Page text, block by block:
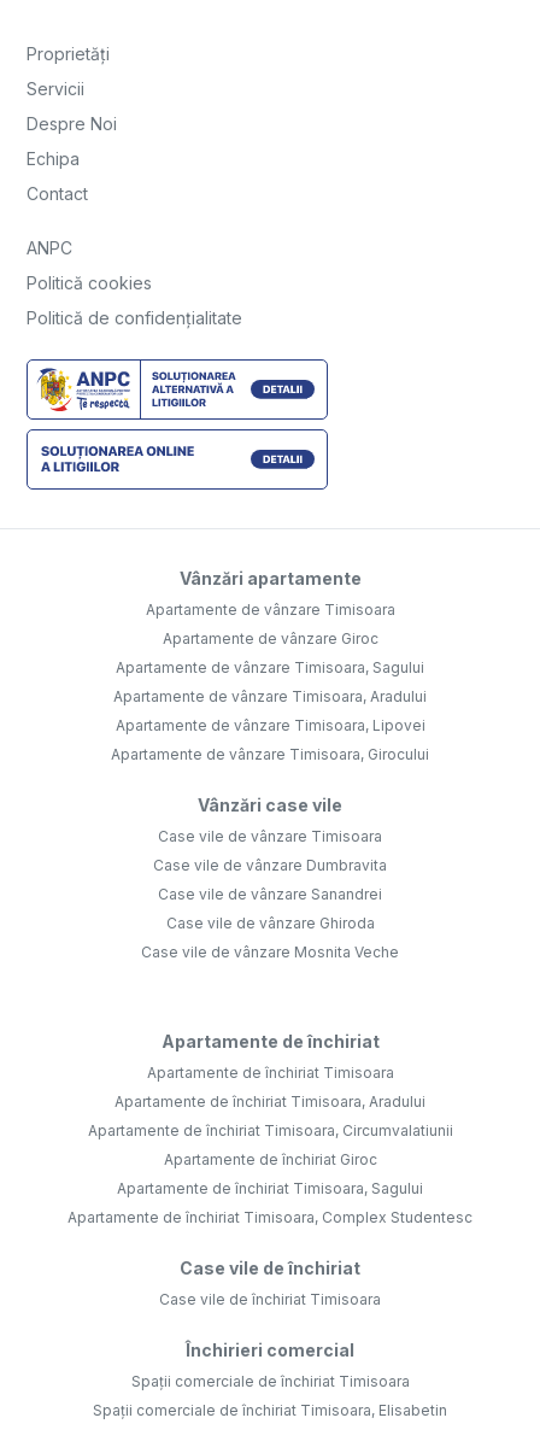
Proprietăți
Servicii
Despre Noi
Echipa
Contact
ANPC
Politică cookies
Politică de confidențialitate
Vânzări apartamente
Apartamente de vânzare Timisoara
Apartamente de vânzare Giroc
Apartamente de vânzare Timisoara, Sagului
Apartamente de vânzare Timisoara, Aradului
Apartamente de vânzare Timisoara, Lipovei
Apartamente de vânzare Timisoara, Girocului
Vânzări case vile
Case vile de vânzare Timisoara
Case vile de vânzare Dumbravita
Case vile de vânzare Sanandrei
Case vile de vânzare Ghiroda
Case vile de vânzare Mosnita Veche
Apartamente de închiriat
Apartamente de închiriat Timisoara
Apartamente de închiriat Timisoara, Aradului
Apartamente de închiriat Timisoara, Circumvalatiunii
Apartamente de închiriat Giroc
Apartamente de închiriat Timisoara, Sagului
Apartamente de închiriat Timisoara, Complex Studentesc
Case vile de închiriat
Case vile de închiriat Timisoara
Închirieri comercial
Spații comerciale de închiriat Timisoara
Spații comerciale de închiriat Timisoara, Elisabetin